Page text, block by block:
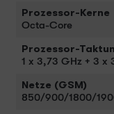
Prozessor-Kerne
Octa-Core
Prozessor-
1 x 3,73 GHz + 3 x
Netze (GSM)
850/900/1800/